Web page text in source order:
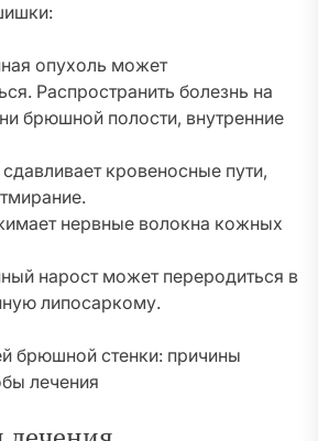
опухоль может
Распространить болезнь на
брюшной полости, внутренние
кровеносные пути,
нервные волокна кожных
нарост может переродиться в
липосаркому.